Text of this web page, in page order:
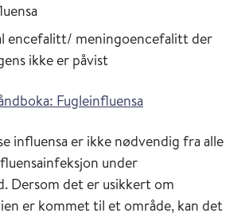
encefalitt/ meningoencefalitt der
ikke er påvist
Fugleinfluensa
influensa er ikke nødvendig fra alle
under
Dersom det er usikkert om
er kommet til et område, kan det